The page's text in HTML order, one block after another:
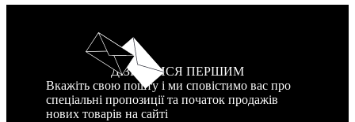
ДІЗНАТИСЯ ПЕРШИМ
Вкажіть свою пошту і ми сповістимо вас про
спеціальні пропозиції та початок продажів
нових товарів на сайті